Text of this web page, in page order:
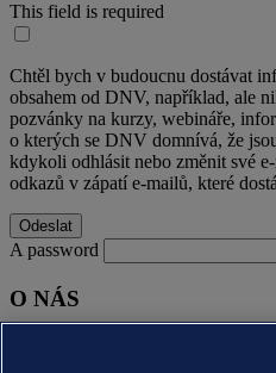
This field is required
Chtěl bych v budoucnu dostávat
obsahem od DNV, například, ale
pozvánky na kurzy, webináře,
o kterých se DNV domnívá, že
kdykoli odhlásit nebo změnit své
odkazů v zápatí e-mailů, které
A password
O NÁS